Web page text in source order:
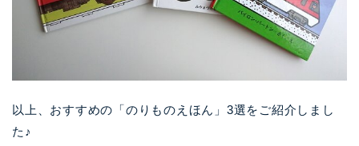
以上、おすすめの「のりものえほん」3選をご紹介しまし
た♪